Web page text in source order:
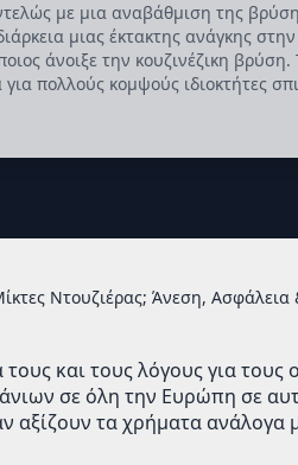
με μια αναβάθμιση της
μιας έκτακτης ανάγκης
άνοιξε την κουζινέζικη βρύση.
πολλούς κομψούς ιδιοκτήτες
Ντουζιέρας; Άνεση,
και τους λόγους για τους
σε όλη την Ευρώπη σε
αξίζουν τα χρήματα ανάλογα